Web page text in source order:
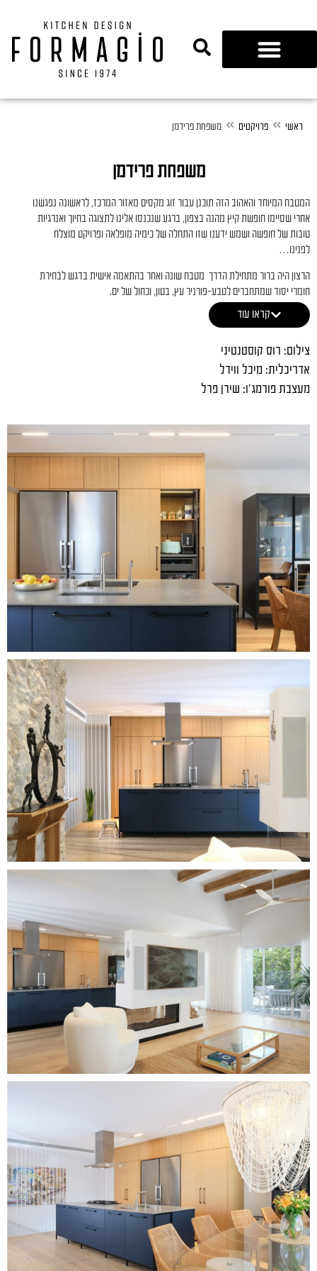
ראשי פרויקטים משפחת פרידמן
משפחת פרידמן
המטבח המיוחד והאהוב הזה תוכנן עבור זוג מקסים מאזור המרכז, לראשונה נפגשנו
אחרי שסיימו חופשת קיץ מהנה בצפון, ברגע שנכנסו אלינו לתצוגה בחיוך ואנרגיות
טובות של חופשה ושמש ידענו שזו התחלה של כימיה מופלאה ופרויקט מוצלח
לפנינו…
הרצון היה ברור מתחילת הדרך מטבח שונה ואחר בהתאמה אישית בדגש לבחירת
חומרי יסוד שמתחברים לטבע-פורניר עץ, בטון, וכחול של ים.
בשיתוף פעולה עם האדריכלית המוכשרת מיכל ווידל יצאנו למשימה בצעדי ענק שילבנו
פירזול מתכתי שחור שתוכנן בקפידה כקונסטרוקציה לאי המטבח – לחזיתות בחרנו
קראו עוד
צילום: רוס קוסטנטיני
אדריכלית: מיכל ווידל
מעצבת פורמג'ו: שירן פרל